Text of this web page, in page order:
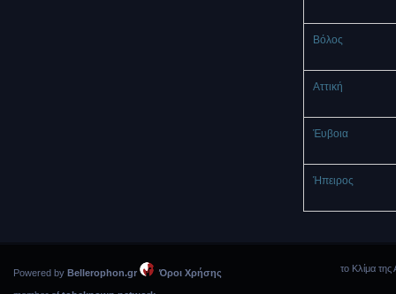
Βόλος
Αττική
Έυβοια
Ήπειρος
Powered by Bellerophon.gr Όροι Χρήσης το Κλίμα της